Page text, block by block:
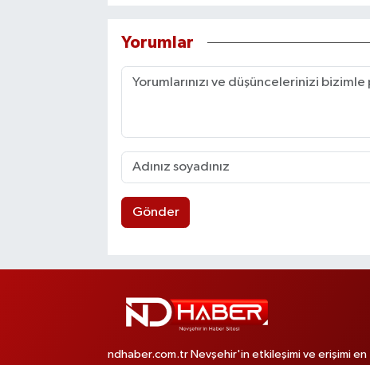
Yorumlar
Gönder
ndhaber.com.tr Nevşehir'in etkileşimi ve erişimi en